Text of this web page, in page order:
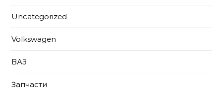
Uncategorized
Volkswagen
ВАЗ
Запчасти